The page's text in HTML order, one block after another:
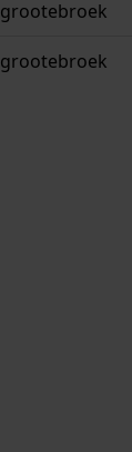
grootebroek
grootebroek